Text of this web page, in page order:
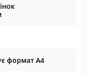
формат А4